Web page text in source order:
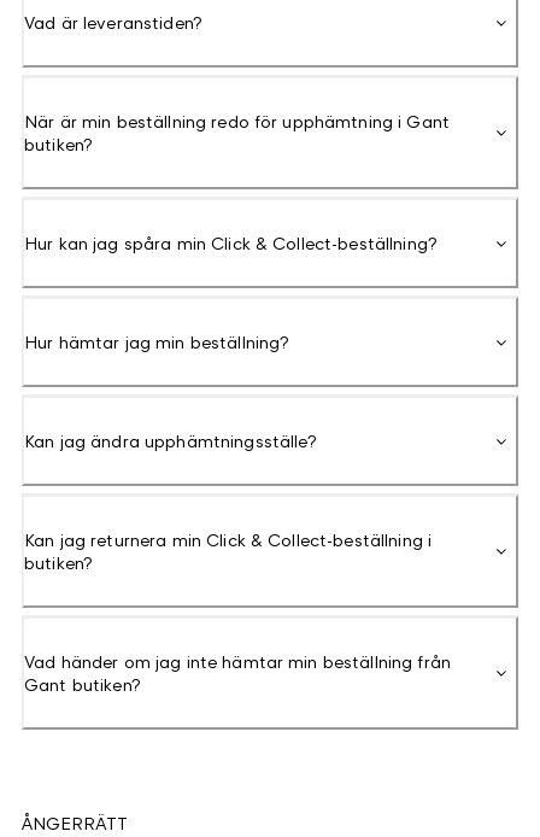
Vad är leveranstiden?
När är min beställning redo för upphämtning i Gant
butiken?
Hur kan jag spåra min Click & Collect-beställning?
Hur hämtar jag min beställning?
Kan jag ändra upphämtningsställe?
Kan jag returnera min Click & Collect-beställning i
butiken?
Vad händer om jag inte hämtar min beställning från
Gant butiken?
ÅNGERRÄTT